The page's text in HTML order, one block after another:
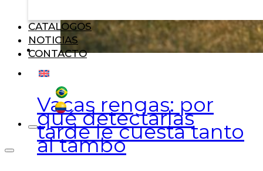
CATALOGOS
NOTICIAS
CONTACTO
Vacas rengas: por
qué detectarlas
tarde le cuesta tanto
al tambo